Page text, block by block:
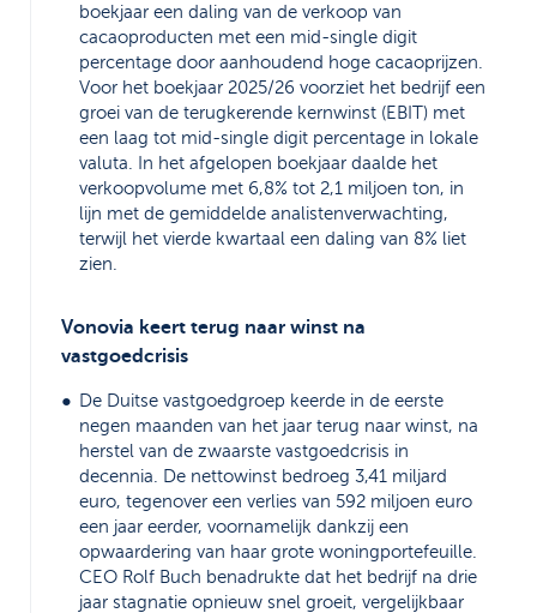
boekjaar een daling van de verkoop van
cacaoproducten met een mid-single digit
percentage door aanhoudend hoge cacaoprijzen.
Voor het boekjaar 2025/26 voorziet het bedrijf een
groei van de terugkerende kernwinst (EBIT) met
een laag tot mid-single digit percentage in lokale
valuta. In het afgelopen boekjaar daalde het
verkoopvolume met 6,8% tot 2,1 miljoen ton, in
lijn met de gemiddelde analistenverwachting,
terwijl het vierde kwartaal een daling van 8% liet
zien.
Vonovia keert terug naar winst na
vastgoedcrisis
De Duitse vastgoedgroep keerde in de eerste
negen maanden van het jaar terug naar winst, na
herstel van de zwaarste vastgoedcrisis in
decennia. De nettowinst bedroeg 3,41 miljard
euro, tegenover een verlies van 592 miljoen euro
een jaar eerder, voornamelijk dankzij een
opwaardering van haar grote woningportefeuille.
CEO Rolf Buch benadrukte dat het bedrijf na drie
jaar stagnatie opnieuw snel groeit, vergelijkbaar